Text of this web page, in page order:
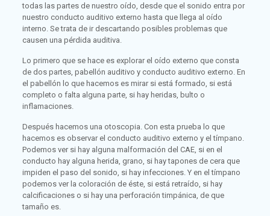
todas las partes de nuestro oído, desde que el sonido entra por
nuestro conducto auditivo externo hasta que llega al oído
interno. Se trata de ir descartando posibles problemas que
causen una pérdida auditiva.
Lo primero que se hace es explorar el oído externo que consta
de dos partes, pabellón auditivo y conducto auditivo externo. En
el pabellón lo que hacemos es mirar si está formado, si está
completo o falta alguna parte, si hay heridas, bulto o
inflamaciones.
Después hacemos una otoscopia. Con esta prueba lo que
hacemos es observar el conducto auditivo externo y el tímpano.
Podemos ver si hay alguna malformación del CAE, si en el
conducto hay alguna herida, grano, si hay tapones de cera que
impiden el paso del sonido, si hay infecciones. Y en el tímpano
podemos ver la coloración de éste, si está retraído, si hay
calcificaciones o si hay una perforación timpánica, de que
tamaño es.